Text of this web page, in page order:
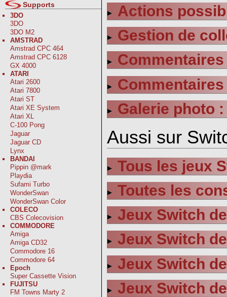
Supports
3DO
3DO
3DO M2
AMSTRAD
Amstrad CPC 464
Amstrad CPC 6128
GX 4000
ATARI
Atari 2600
Atari 7800
Atari ST
Atari XE System
Atari XL
C-100 Pong
Jaguar
Jaguar CD
Lynx
BANDAI
Pippin @mark
Playdia
Sufami Turbo
WonderSwan
WonderSwan Color
COLECO
CBS Colecovision
COMMODORE
Amiga
Amiga CD32
Commodore 16
Commodore 64
Epoch
Super Cassette Vision
FUJITSU
FM Towns Marty 2
Actions
Gestion de
Galerie photo :
Aussi sur
Tous les jeux
Toutes les
Jeux Switch
Jeux Switch
Jeux Switch
Jeux Switch